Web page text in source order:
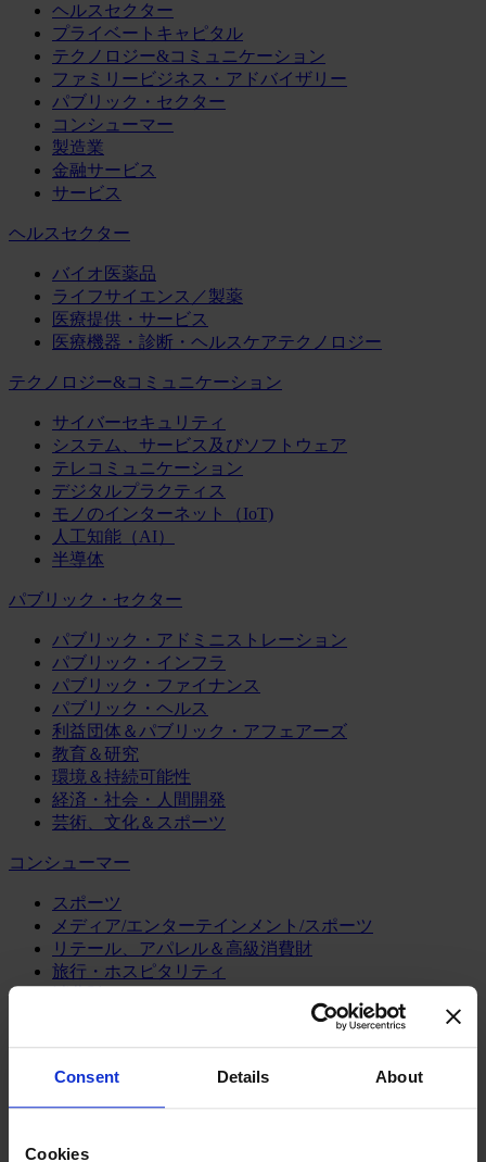
Consent Details About
Cookies
ヘルスセクター
プライベートキャピタル
テクノロジー&コミュニケーション
ファミリービジネス・アドバイザリー
パブリック・セクター
コンシューマー
製造業
金融サービス
サービス
ヘルスセクター
バイオ医薬品
ライフサイエンス／製薬
医療提供・サービス
医療機器・診断・ヘルスケアテクノロジー
テクノロジー&コミュニケーション
サイバーセキュリティ
システム、サービス及びソフトウェア
テレコミュニケーション
デジタルプラクティス
モノのインターネット（IoT)
人工知能（AI）
半導体
パブリック・セクター
パブリック・アドミニストレーション
パブリック・インフラ
パブリック・ファイナンス
パブリック・ヘルス
利益団体＆パブリック・アフェアーズ
教育＆研究
環境＆持続可能性
経済・社会・人間開発
芸術、文化＆スポーツ
コンシューマー
スポーツ
メディア/エンターテインメント/スポーツ
リテール、アパレル＆高級消費財
旅行・ホスピタリティ
エネルギー